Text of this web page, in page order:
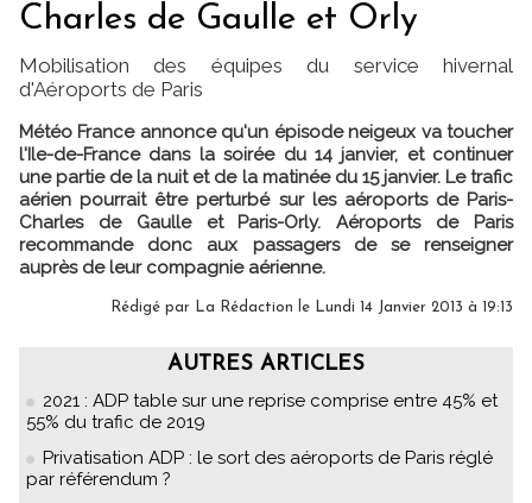
Charles de Gaulle et Orly
Mobilisation des équipes du service hivernal
d'Aéroports de Paris
Météo France annonce qu'un épisode neigeux va toucher
l'Ile-de-France dans la soirée du 14 janvier, et continuer
une partie de la nuit et de la matinée du 15 janvier. Le trafic
aérien pourrait être perturbé sur les aéroports de Paris-
Charles de Gaulle et Paris-Orly. Aéroports de Paris
recommande donc aux passagers de se renseigner
auprès de leur compagnie aérienne.
Rédigé par La Rédaction le Lundi 14 Janvier 2013 à 19:13
AUTRES ARTICLES
2021 : ADP table sur une reprise comprise entre 45% et
55% du trafic de 2019
Privatisation ADP : le sort des aéroports de Paris réglé
par référendum ?